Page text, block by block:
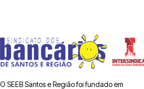
O SEEB Santos e Região foi fundado em